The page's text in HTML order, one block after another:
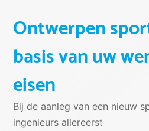
Ontwerpen
basis van uw
eisen
Bij de aanleg van een nieuw
ingenieurs allereerst